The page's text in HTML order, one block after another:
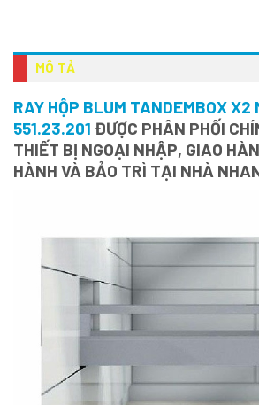
MÔ TẢ
RAY HỘP BLUM TANDEMBOX X2
551.23.201 ĐƯỢC PHÂN PHỐI
THIẾT BỊ NGOẠI NHẬP, GIAO
HÀNH VÀ BẢO TRÌ TẠI NHÀ